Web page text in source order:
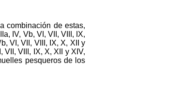
combinación de estas,
IV, Vb, VI, VII, VIII, IX,
VI, VII, VIII, IX, X, XII y
VIII, IX, X, XII y XIV,
pesqueros de los